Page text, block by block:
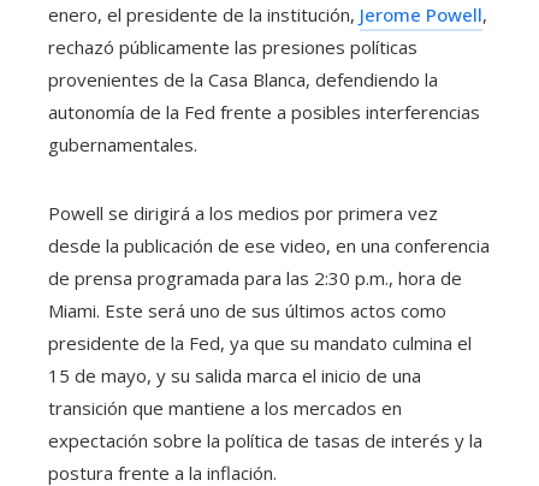
enero, el presidente de la institución, Jerome Powell,
rechazó públicamente las presiones políticas
provenientes de la Casa Blanca, defendiendo la
autonomía de la Fed frente a posibles interferencias
gubernamentales.
Powell se dirigirá a los medios por primera vez
desde la publicación de ese video, en una conferencia
de prensa programada para las 2:30 p.m., hora de
Miami. Este será uno de sus últimos actos como
presidente de la Fed, ya que su mandato culmina el
15 de mayo, y su salida marca el inicio de una
transición que mantiene a los mercados en
expectación sobre la política de tasas de interés y la
postura frente a la inflación.